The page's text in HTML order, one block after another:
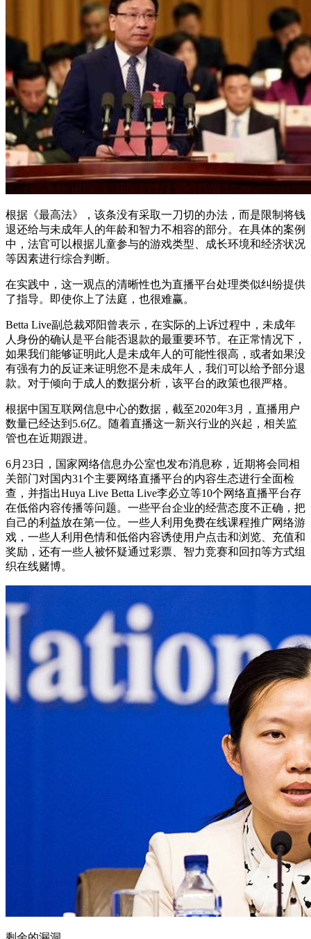
根据《最高法》，该条没有采取一刀切的办法，而是限制将钱
退还给与未成年人的年龄和智力不相容的部分。在具体的案例
中，法官可以根据儿童参与的游戏类型、成长环境和经济状况
等因素进行综合判断。
在实践中，这一观点的清晰性也为直播平台处理类似纠纷提供
了指导。即使你上了法庭，也很难赢。
Betta Live副总裁邓阳曾表示，在实际的上诉过程中，未成年
人身份的确认是平台能否退款的最重要环节。在正常情况下，
如果我们能够证明此人是未成年人的可能性很高，或者如果没
有强有力的反证来证明您不是未成年人，我们可以给予部分退
款。对于倾向于成人的数据分析，该平台的政策也很严格。
根据中国互联网信息中心的数据，截至2020年3月，直播用户
数量已经达到5.6亿。随着直播这一新兴行业的兴起，相关监
管也在近期跟进。
6月23日，国家网络信息办公室也发布消息称，近期将会同相
关部门对国内31个主要网络直播平台的内容生态进行全面检
查，并指出Huya Live Betta Live李必立等10个网络直播平台存
在低俗内容传播等问题。一些平台企业的经营态度不正确，把
自己的利益放在第一位。一些人利用免费在线课程推广网络游
戏，一些人利用色情和低俗内容诱使用户点击和浏览、充值和
奖励，还有一些人被怀疑通过彩票、智力竞赛和回扣等方式组
织在线赌博。